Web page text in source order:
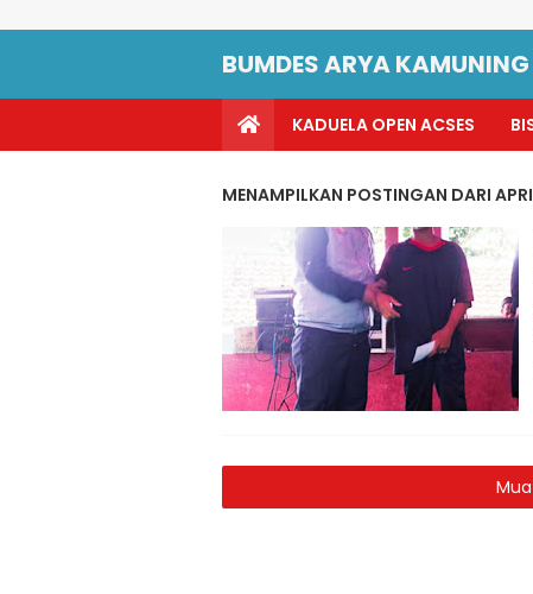
BUMDES ARYA
KADUELA OPEN ACSES
MENAMPILKAN POSTINGAN DARI